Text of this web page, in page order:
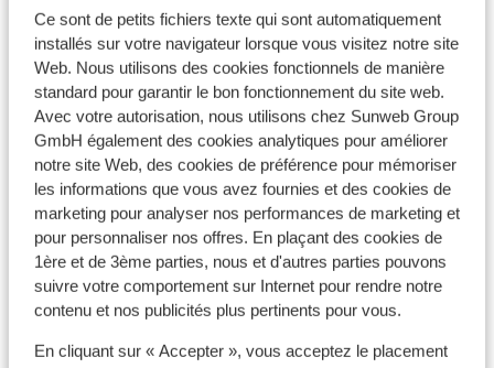
Ce sont de petits fichiers texte qui sont automatiquement
installés sur votre navigateur lorsque vous visitez notre site
Web. Nous utilisons des cookies fonctionnels de manière
standard pour garantir le bon fonctionnement du site web.
Avec votre autorisation, nous utilisons chez Sunweb Group
GmbH également des cookies analytiques pour améliorer
notre site Web, des cookies de préférence pour mémoriser
les informations que vous avez fournies et des cookies de
marketing pour analyser nos performances de marketing et
pour personnaliser nos offres. En plaçant des cookies de
1ère et de 3ème parties, nous et d'autres parties pouvons
suivre votre comportement sur Internet pour rendre notre
contenu et nos publicités plus pertinents pour vous.
En cliquant sur « Accepter », vous acceptez le placement
Afficher sur la carte
À proximité
Distance de la plage environ 200 mètres (plage de
sable, transats, parasols)
Distance du centre-ville: environ 3,5 kilomètres
Distance de l'aéroport environ 20,40 kilomètres
Distance jusqu'à l'arrêt de bus environ 50 mètres